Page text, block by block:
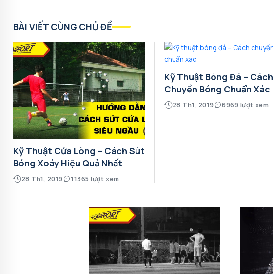
BÀI VIẾT CÙNG CHỦ ĐỀ
Kỹ Thuật Cứa Lòng – Cách Sút
Bóng Xoáy Hiệu Quả Nhất
28 Th1, 2019 11365 lượt xem
Kỹ Thuật Bóng Đá – Cách
Chuyền Bóng Chuẩn Xác
28 Th1, 2019 6969 lượt xem